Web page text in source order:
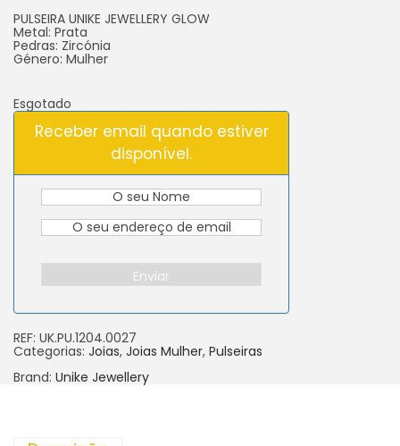
PULSEIRA UNIKE JEWELLERY GLOW
Metal: Prata
Pedras: Zircónia
Género: Mulher
Esgotado
Receber email quando estiver
disponível.
Enviar
REF: UK.PU.1204.0027
Categorias: Joias, Joias Mulher, Pulseiras
Brand: Unike Jewellery